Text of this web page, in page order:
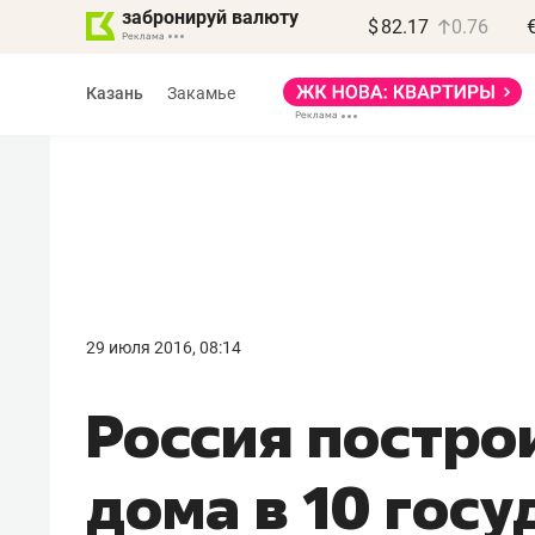
забронируй валюту $ 82.17 0.76
Казань Закамье
29 июля 2016, 08:14
Россия
дома в 10
правил, бизнес может
потерять минимум
полгода»